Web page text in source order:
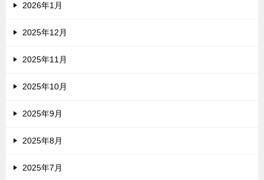
2026年1月
2025年12月
2025年11月
2025年10月
2025年9月
2025年8月
2025年7月